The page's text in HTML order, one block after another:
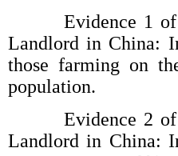
Evidence 1 of
Landlord in China:
those farming on
population.
Evidence 2 of
Landlord in China: